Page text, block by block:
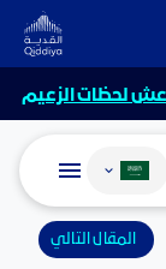
لحظات الزعيم
تغيير اللغة
المقال التالي